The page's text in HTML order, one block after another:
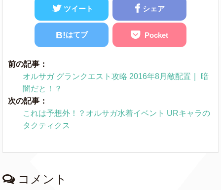
ツイート シェア
B!はてブ Pocket
前の記事：
オルサガ グランクエスト攻略 2016年8月敵配置｜ 暗
闇だと！？
次の記事：
これは予想外！？オルサガ水着イベント URキャラの
タクティクス
コメント